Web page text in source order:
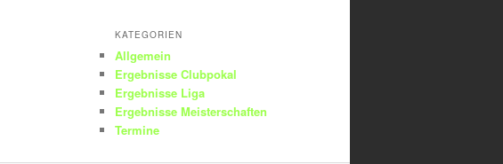
KATEGORIEN
Allgemein
Ergebnisse Clubpokal
Ergebnisse Liga
Ergebnisse Meisterschaften
Termine